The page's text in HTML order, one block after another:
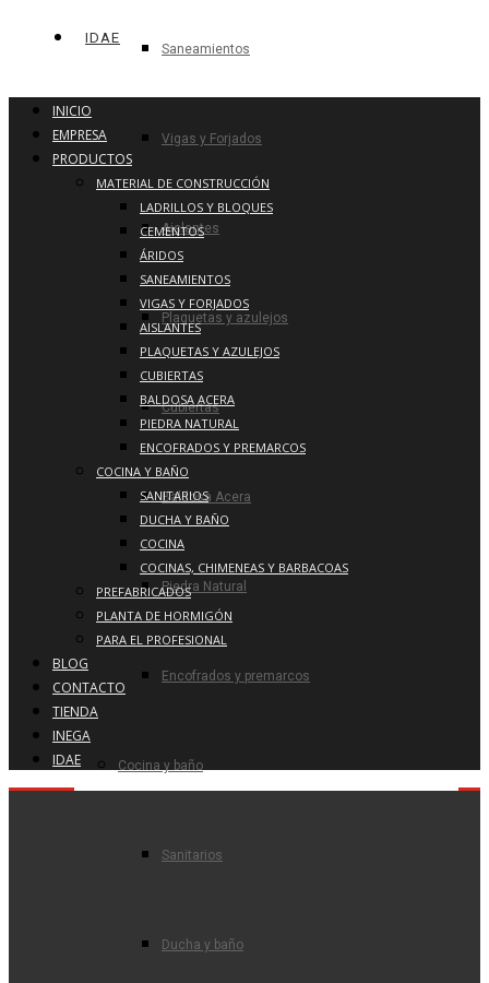
Saneamientos
Vigas y Forjados
Aislantes
Plaquetas y azulejos
Cubiertas
Baldosa Acera
Piedra Natural
Encofrados y premarcos
Cocina y baño
Sanitarios
Ducha y baño
IDAE
INICIO
EMPRESA
PRODUCTOS
MATERIAL DE CONSTRUCCIÓN
LADRILLOS Y BLOQUES
CEMENTOS
ÁRIDOS
SANEAMIENTOS
VIGAS Y FORJADOS
AISLANTES
PLAQUETAS Y AZULEJOS
CUBIERTAS
BALDOSA ACERA
PIEDRA NATURAL
ENCOFRADOS Y PREMARCOS
COCINA Y BAÑO
SANITARIOS
DUCHA Y BAÑO
COCINA
COCINAS, CHIMENEAS Y BARBACOAS
PREFABRICADOS
PLANTA DE HORMIGÓN
PARA EL PROFESIONAL
BLOG
CONTACTO
TIENDA
INEGA
IDAE